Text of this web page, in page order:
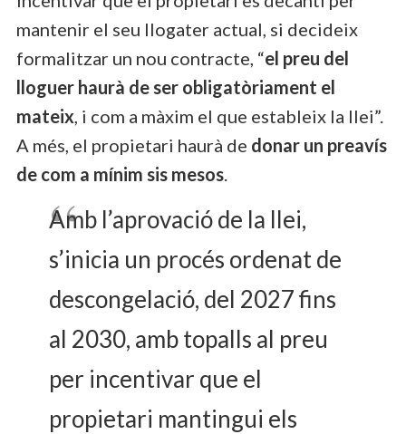
mantenir el seu llogater actual, si decideix
formalitzar un nou contracte, “el preu del
lloguer haurà de ser obligatòriament el
mateix, i com a màxim el que estableix la llei”.
A més, el propietari haurà de donar un preavís
de com a mínim sis mesos.
Amb l’aprovació de la llei,
s’inicia un procés ordenat de
descongelació, del 2027 fins
al 2030, amb topalls al preu
per incentivar que el
propietari mantingui els